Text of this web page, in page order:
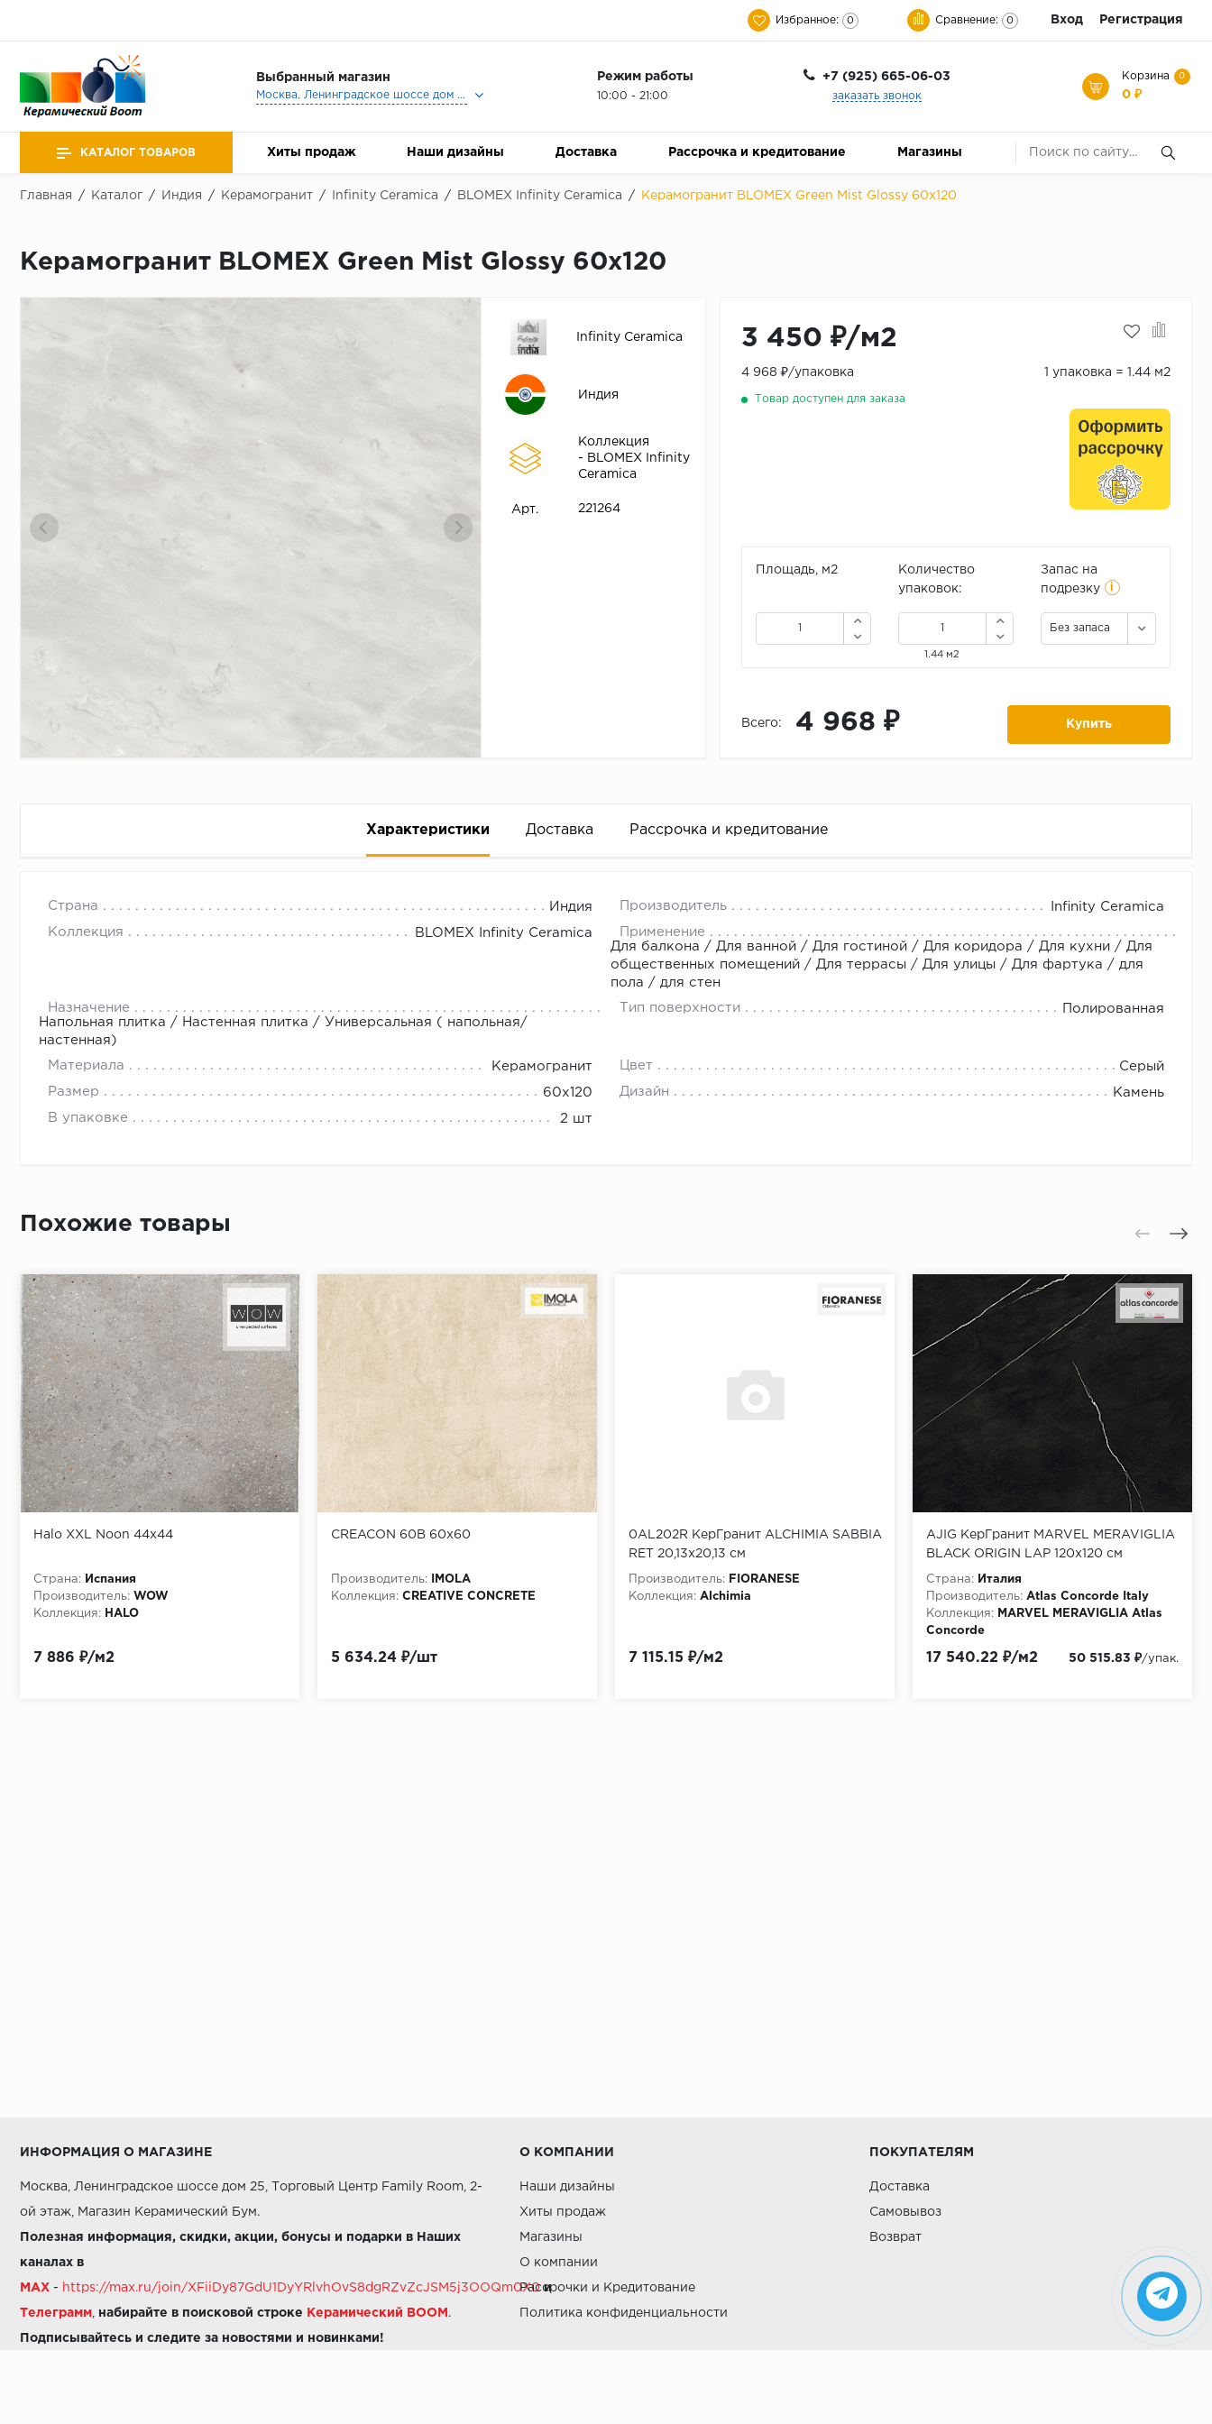
Избранное: 0 Сравнение: 0 Вход Регистрация
Выбранный магазин
Москва, Ленинградское шоссе дом 25, Торговый Центр Family Room, 2-ой этаж, Магазин Керамический Бум.
Режим работы
10:00 - 21:00
+7 (925) 665-06-03
заказать звонок
Корзина 0
0 ₽
КАТАЛОГ ТОВАРОВ Хиты продаж Наши дизайны Доставка Рассрочка и кредитование Магазины
Главная / Каталог / Индия / Керамогранит / Infinity Ceramica / BLOMEX Infinity Ceramica / Керамогранит BLOMEX Green Mist Glossy 60x120
Керамогранит BLOMEX Green Mist Glossy 60x120
Infinity Ceramica
Индия
Коллекция
- BLOMEX Infinity
Ceramica
Арт. 221264
3 450 ₽/м2
4 968 ₽/упаковка 1 упаковка = 1.44 м2
Товар доступен для заказа
Площадь, м2
Количество
упаковок:
1.44 м2
Запас на
подрезку
i
Без запаса
Всего: 4 968 ₽ Купить
Характеристики Доставка Рассрочка и кредитование
Страна Индия Производитель Infinity Ceramica
Коллекция BLOMEX Infinity Ceramica
Применение
Для балкона / Для ванной / Для гостиной / Для коридора / Для кухни / Для
общественных помещений / Для террасы / Для улицы / Для фартука / для
пола / для стен
Назначение
Напольная плитка / Настенная плитка / Универсальная ( напольная/
настенная)
Тип поверхности Полированная
Материала Керамогранит Цвет Серый
Размер 60x120 Дизайн Камень
В упаковке 2 шт
Рассрочка беспроцентная: вы не платите за пользование деньгами
Высокая вероятность одобрения: до 95%
Подписание договора доступным способом: в магазине, на встрече с представителем или по СМС
Одобрение за 1-2 минуты
Похожие товары
Halo XXL Noon 44x44
Страна:
Испания
Производитель: WOW
Коллекция:
HALO
7 886 ₽/м2
CREACON 60B 60x60
Производитель:
IMOLA
Коллекция: CREATIVE CONCRETE
5 634.24 ₽/шт
0AL202R КерГранит ALCHIMIA SABBIA
RET 20,13x20,13 см
Производитель:
FIORANESE
Коллекция: Alchimia
7 115.15 ₽/м2
AJIG КерГранит MARVEL MERAVIGLIA
BLACK ORIGIN LAP 120x120 см
Страна:
Италия
Производитель: Atlas Concorde Italy
Коллекция:
MARVEL MERAVIGLIA Atlas
Concorde
17 540.22 ₽/м2 50 515.83 ₽/упак.
ИНФОРМАЦИЯ О МАГАЗИНЕ
Москва, Ленинградское шоссе дом 25, Торговый Центр Family Room, 2-
ой этаж, Магазин Керамический Бум.
Полезная информация, скидки, акции, бонусы и подарки в Наших
каналах в
MAX - https://max.ru/join/XFiiDy87GdU1DyYRlvhOvS8dgRZvZcJSM5j3OOQm0X0 и
Телеграмм набирайте в поисковой строке Керамический BOOM .
Подписывайтесь и следите за новостями и новинками!
О КОМПАНИИ
Наши дизайны
Хиты продаж
Магазины
О компании
Рассрочки и Кредитование
Политика конфиденциальности
ПОКУПАТЕЛЯМ
Доставка
Самовывоз
Возврат